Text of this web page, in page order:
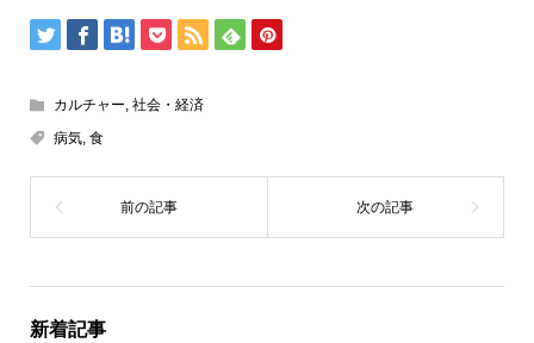
カルチャー, 社会・経済
病気, 食
新着記事